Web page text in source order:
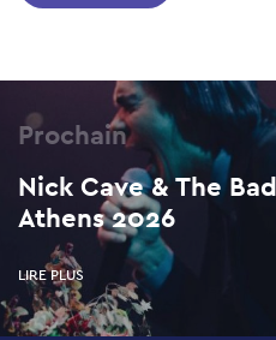
Prochain
Nick Cave & The
Athens 2026
LIRE PLUS